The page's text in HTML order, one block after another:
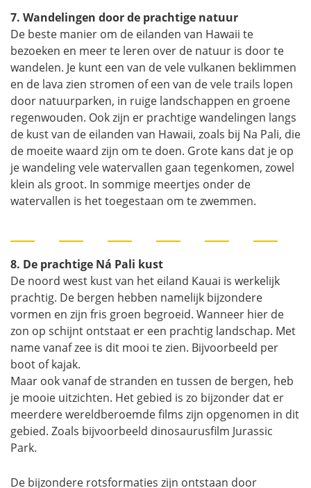
7. Wandelingen door de prachtige natuur
De beste manier om de eilanden van Hawaii te
bezoeken en meer te leren over de natuur is door te
wandelen. Je kunt een van de vele vulkanen beklimmen
en de lava zien stromen of een van de vele trails lopen
door natuurparken, in ruige landschappen en groene
regenwouden. Ook zijn er prachtige wandelingen langs
de kust van de eilanden van Hawaii, zoals bij Na Pali, die
de moeite waard zijn om te doen. Grote kans dat je op
je wandeling vele watervallen gaan tegenkomen, zowel
klein als groot. In sommige meertjes onder de
watervallen is het toegestaan om te zwemmen.
8. De prachtige Ná Pali kust
De noord west kust van het eiland Kauai is werkelijk
prachtig. De bergen hebben namelijk bijzondere
vormen en zijn fris groen begroeid. Wanneer hier de
zon op schijnt ontstaat er een prachtig landschap. Met
name vanaf zee is dit mooi te zien. Bijvoorbeeld per
boot of kajak.
Maar ook vanaf de stranden en tussen de bergen, heb
je mooie uitzichten. Het gebied is zo bijzonder dat er
meerdere wereldberoemde films zijn opgenomen in dit
gebied. Zoals bijvoorbeeld dinosaurusfilm Jurassic
Park.
De bijzondere rotsformaties zijn ontstaan door